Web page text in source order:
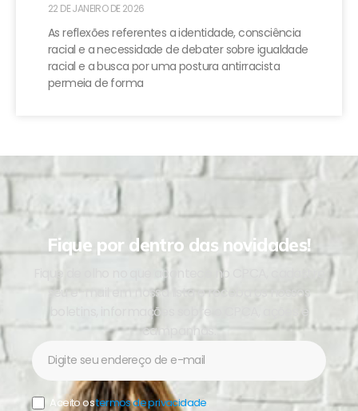
22 DE JANEIRO DE 2026
As reflexões referentes a identidade, consciência
racial e a necessidade de debater sobre igualdade
racial e a busca por uma postura antirracista
permeia de forma
Fique por dentro das novidades!
Fique de olho no que acontece no CPCA, cadastre
seu e-mail em nossa lista e receba os nossos
boletins, informações sobre o CPCA, ações e
campanhas.
Aceito ostermos de privacidade.